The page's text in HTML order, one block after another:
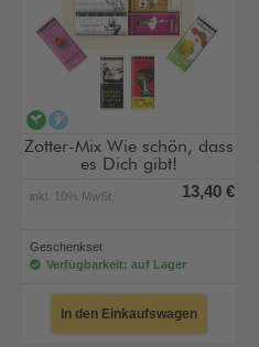
vegan
Zotter-Mix Wie schön, dass
es Dich gibt!
inkl. 10% MwSt. 13,40 €
Geschenkset
Verfügbarkeit: auf Lager
In den Einkaufswagen